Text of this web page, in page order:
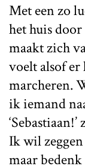
Met een zo
het huis
maakt zich
voelt alsof er
marcheren.
ik iemand
Ik wil
maar